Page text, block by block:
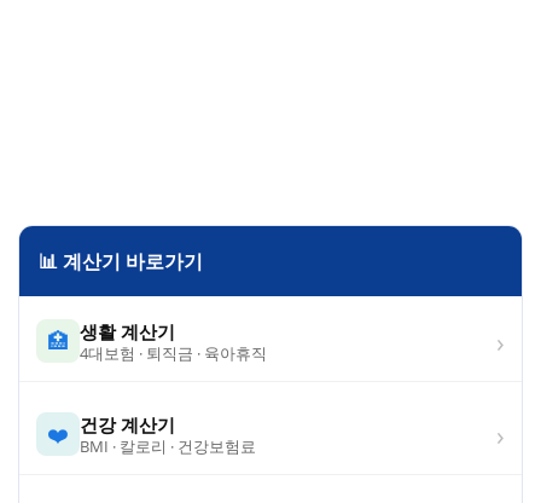
📊 계산기 바로가기
🏥 생활 계산기
4대보험 · 퇴직금 · 육아휴직 ›
❤️ 건강 계산기
BMI · 칼로리 · 건강보험료 ›